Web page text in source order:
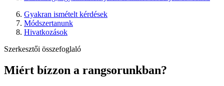
Gyakran ismételt kérdések
Módszertanunk
Hivatkozások
Szerkesztői összefoglaló
Miért bízzon a rangsorunkban?